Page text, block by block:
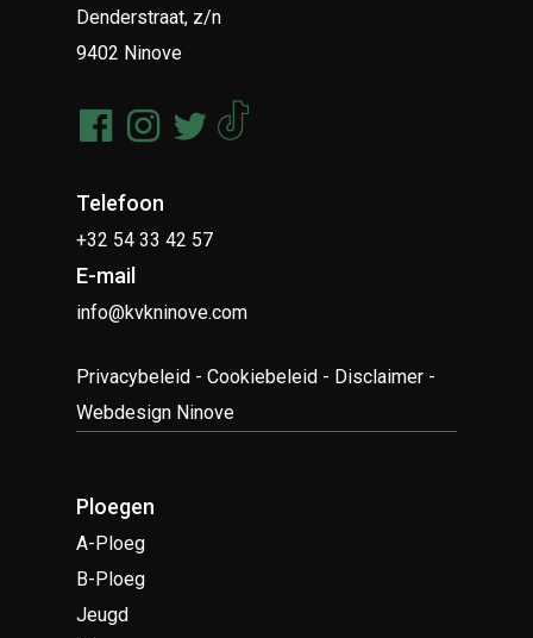
Denderstraat, z/n
9402 Ninove
Telefoon
+32 54 33 42 57
E-mail
info@kvkninove.com
Privacybeleid -Cookiebeleid - Disclaimer -
Webdesign Ninove
Ploegen
A-Ploeg
B-Ploeg
Jeugd